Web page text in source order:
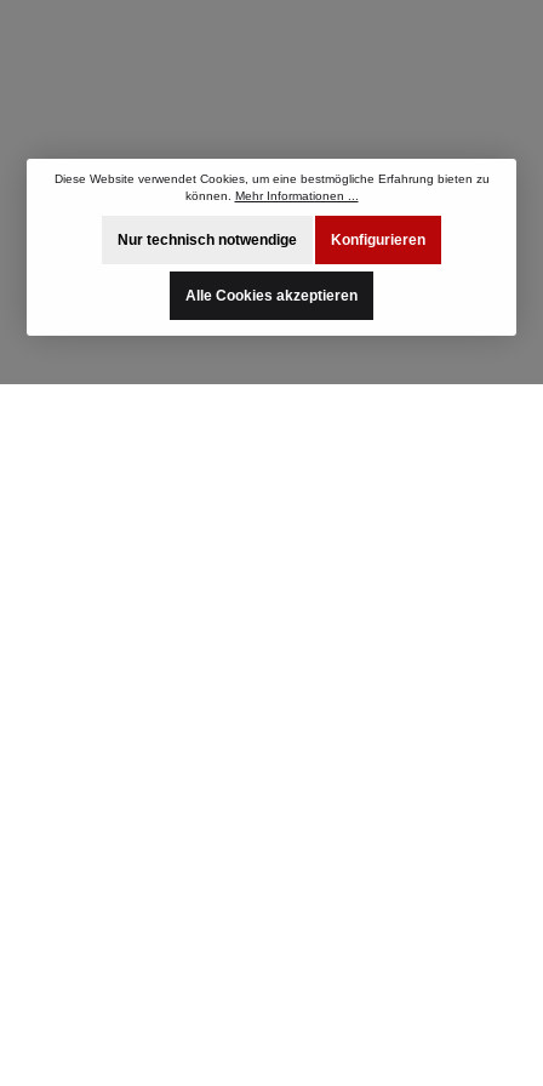
Diese Website verwendet Cookies, um eine bestmögliche Erfahrung bieten zu
können. Mehr Informationen ...
Nur technisch notwendige Konfigurieren
Alle Cookies akzeptieren